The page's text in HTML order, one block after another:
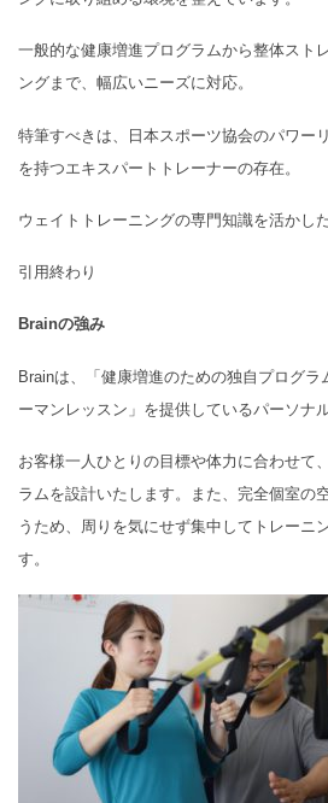
一般的な健康増進プログラムから整体スト
ングまで、幅広いニーズに対応。
特筆すべきは、日本スポーツ協会のパワー
を持つエキスパートトレーナーの存在。
ウェイトトレーニングの専門知識を活かし
引用終わり
Brainの強み
Brainは、「健康増進のための独自プログラ
ーマンレッスン」を提供しているパーソナ
お客様一人ひとりの目標や体力に合わせて
ラムを設計いたします。また、完全個室の
うため、周りを気にせず集中してトレーニ
す。